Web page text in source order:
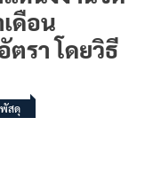
ดือน
รา โดยวิธี
สดุ